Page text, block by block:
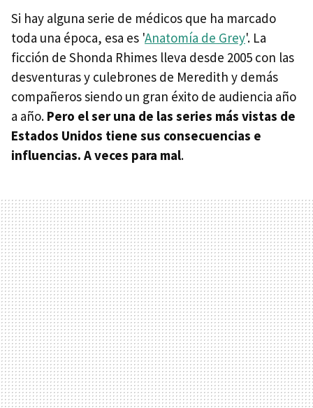
Si hay alguna serie de médicos que ha marcado
toda una época, esa es 'Anatomía de Grey'. La
ficción de Shonda Rhimes lleva desde 2005 con las
desventuras y culebrones de Meredith y demás
compañeros siendo un gran éxito de audiencia año
a año. Pero el ser una de las series más vistas de
Estados Unidos tiene sus consecuencias e
influencias. A veces para mal.